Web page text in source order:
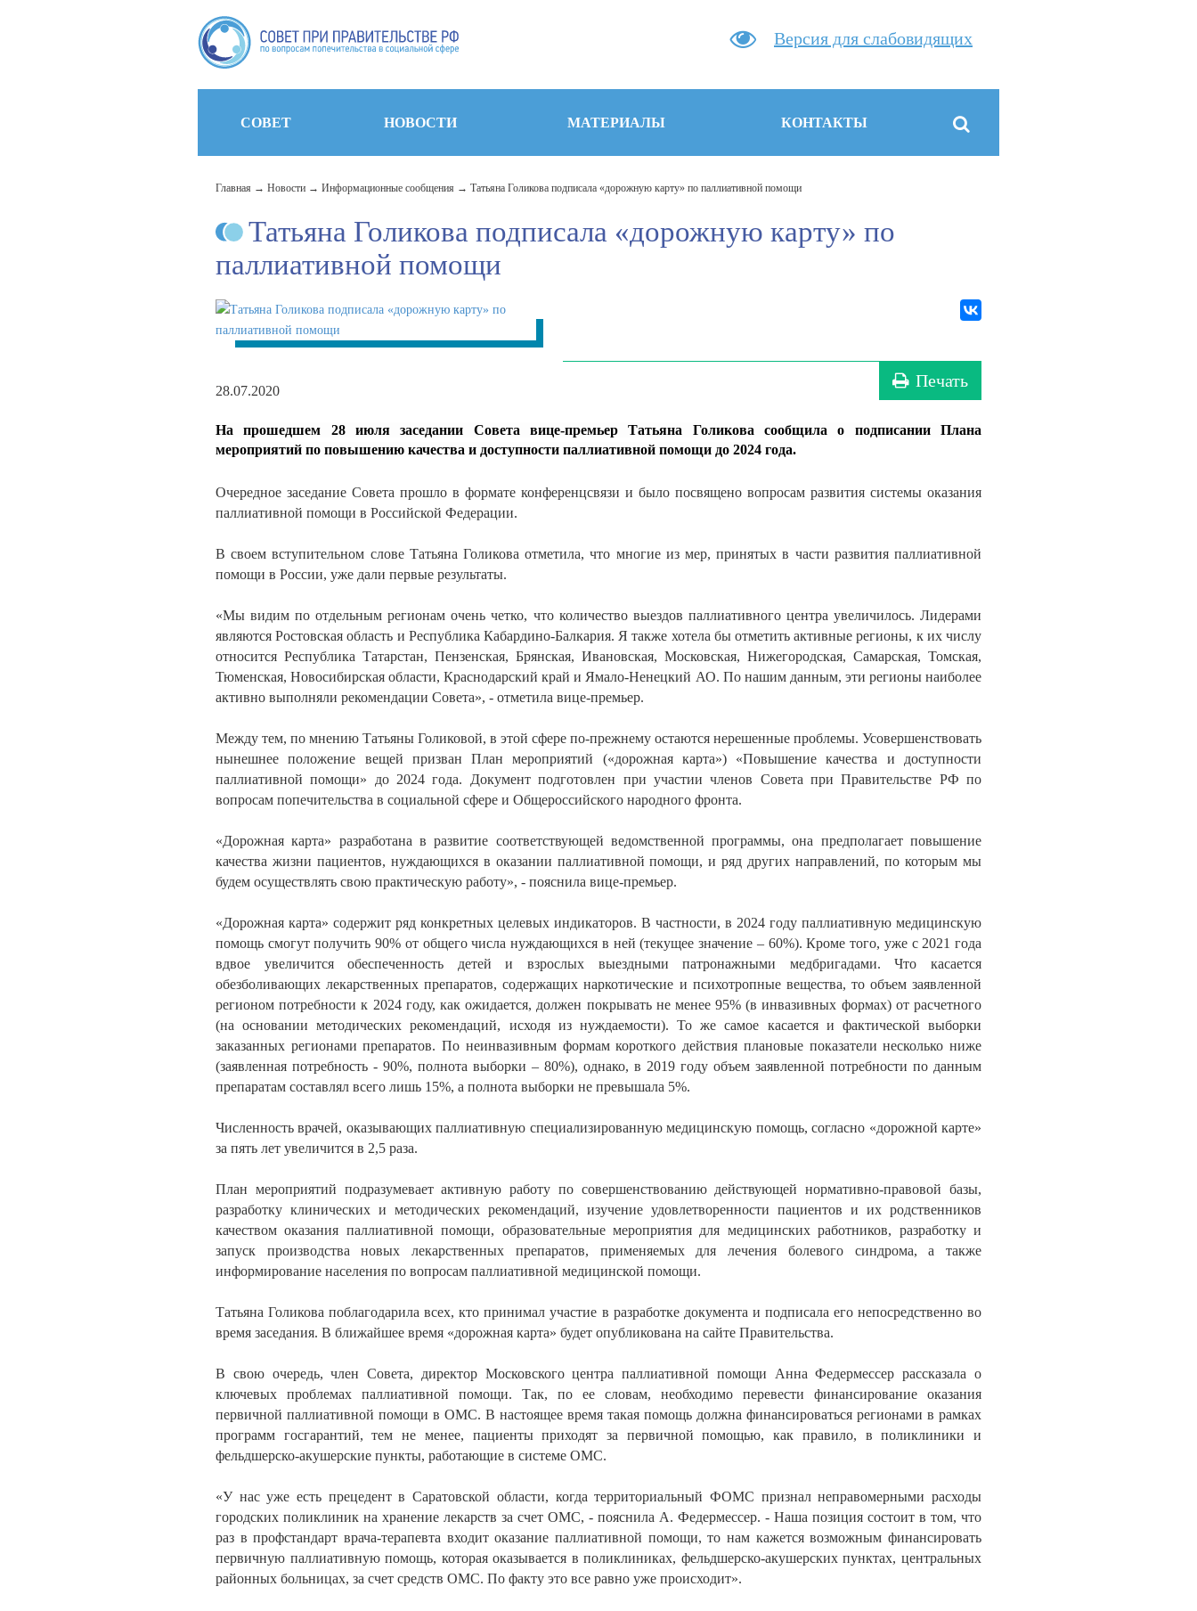
Версия для слабовидящих
СОВЕТ НОВОСТИ МАТЕРИАЛЫ КОНТАКТЫ
Главная Новости Информационные сообщения Татьяна Голикова подписала «дорожную карту» по паллиативной помощи
Татьяна Голикова подписала «дорожную карту» по
паллиативной помощи
Печать
28.07.2020
На прошедшем 28 июля заседании Совета вице-премьер Татьяна Голикова сообщила о подписании Плана
мероприятий по повышению качества и доступности паллиативной помощи до 2024 года.
Очередное заседание Совета прошло в формате конференцсвязи и было посвящено вопросам развития системы оказания
паллиативной помощи в Российской Федерации.
В своем вступительном слове Татьяна Голикова отметила, что многие из мер, принятых в части развития паллиативной
помощи в России, уже дали первые результаты.
«Мы видим по отдельным регионам очень четко, что количество выездов паллиативного центра увеличилось. Лидерами
являются Ростовская область и Республика Кабардино-Балкария. Я также хотела бы отметить активные регионы, к их числу
относится Республика Татарстан, Пензенская, Брянская, Ивановская, Московская, Нижегородская, Самарская, Томская,
Тюменская, Новосибирская области, Краснодарский край и Ямало-Ненецкий АО. По нашим данным, эти регионы наиболее
активно выполняли рекомендации Совета», - отметила вице-премьер.
Между тем, по мнению Татьяны Голиковой, в этой сфере по-прежнему остаются нерешенные проблемы. Усовершенствовать
нынешнее положение вещей призван План мероприятий («дорожная карта») «Повышение качества и доступности
паллиативной помощи» до 2024 года. Документ подготовлен при участии членов Совета при Правительстве РФ по
вопросам попечительства в социальной сфере и Общероссийского народного фронта.
«Дорожная карта» разработана в развитие соответствующей ведомственной программы, она предполагает повышение
качества жизни пациентов, нуждающихся в оказании паллиативной помощи, и ряд других направлений, по которым мы
будем осуществлять свою практическую работу», - пояснила вице-премьер.
«Дорожная карта» содержит ряд конкретных целевых индикаторов. В частности, в 2024 году паллиативную медицинскую
помощь смогут получить 90% от общего числа нуждающихся в ней (текущее значение – 60%). Кроме того, уже с 2021 года
вдвое увеличится обеспеченность детей и взрослых выездными патронажными медбригадами. Что касается
обезболивающих лекарственных препаратов, содержащих наркотические и психотропные вещества, то объем заявленной
регионом потребности к 2024 году, как ожидается, должен покрывать не менее 95% (в инвазивных формах) от расчетного
(на основании методических рекомендаций, исходя из нуждаемости). То же самое касается и фактической выборки
заказанных регионами препаратов. По неинвазивным формам короткого действия плановые показатели несколько ниже
(заявленная потребность - 90%, полнота выборки – 80%), однако, в 2019 году объем заявленной потребности по данным
препаратам составлял всего лишь 15%, а полнота выборки не превышала 5%.
Численность врачей, оказывающих паллиативную специализированную медицинскую помощь, согласно «дорожной карте»
за пять лет увеличится в 2,5 раза.
План мероприятий подразумевает активную работу по совершенствованию действующей нормативно-правовой базы,
разработку клинических и методических рекомендаций, изучение удовлетворенности пациентов и их родственников
качеством оказания паллиативной помощи, образовательные мероприятия для медицинских работников, разработку и
запуск производства новых лекарственных препаратов, применяемых для лечения болевого синдрома, а также
информирование населения по вопросам паллиативной медицинской помощи.
Татьяна Голикова поблагодарила всех, кто принимал участие в разработке документа и подписала его непосредственно во
время заседания. В ближайшее время «дорожная карта» будет опубликована на сайте Правительства.
В свою очередь, член Совета, директор Московского центра паллиативной помощи Анна Федермессер рассказала о
ключевых проблемах паллиативной помощи. Так, по ее словам, необходимо перевести финансирование оказания
первичной паллиативной помощи в ОМС. В настоящее время такая помощь должна финансироваться регионами в рамках
программ госгарантий, тем не менее, пациенты приходят за первичной помощью, как правило, в поликлиники и
фельдшерско-акушерские пункты, работающие в системе ОМС.
«У нас уже есть прецедент в Саратовской области, когда территориальный ФОМС признал неправомерными расходы
городских поликлиник на хранение лекарств за счет ОМС, - пояснила А. Федермессер. - Наша позиция состоит в том, что
раз в профстандарт врача-терапевта входит оказание паллиативной помощи, то нам кажется возможным финансировать
первичную паллиативную помощь, которая оказывается в поликлиниках, фельдшерско-акушерских пунктах, центральных
районных больницах, за счет средств ОМС. По факту это все равно уже происходит».